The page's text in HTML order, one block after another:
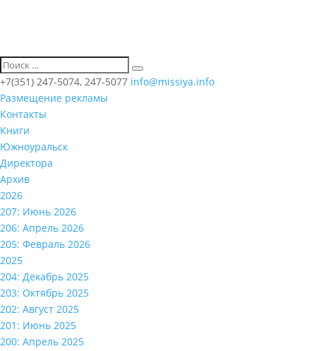
+7(351) 247-5074, 247-5077 info@missiya.info
Размещение рекламы
Контакты
Книги
Южноуральск
Директора
Архив
2026
207: Июнь 2026
206: Апрель 2026
205: Февраль 2026
2025
204: Декабрь 2025
203: Октябрь 2025
202: Август 2025
201: Июнь 2025
200: Апрель 2025